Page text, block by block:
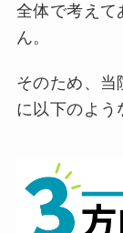
全体で考えて
ん。
そのため、当
に以下のよう